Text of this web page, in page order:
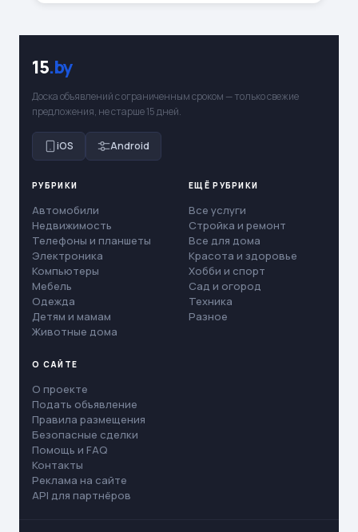
15.by
Доска объявлений с ограниченным сроком — только свежие
предложения, не старше 15 дней.
iOS Android
РУБРИКИ
Автомобили
Недвижимость
Телефоны и планшеты
Электроника
Компьютеры
Мебель
Одежда
Детям и мамам
Животные дома
ЕЩЁ РУБРИКИ
Все услуги
Стройка и ремонт
Все для дома
Красота и здоровье
Хобби и спорт
Сад и огород
Техника
Разное
О САЙТЕ
О проекте
Подать объявление
Правила размещения
Безопасные сделки
Помощь и FAQ
Контакты
Реклама на сайте
API для партнёров